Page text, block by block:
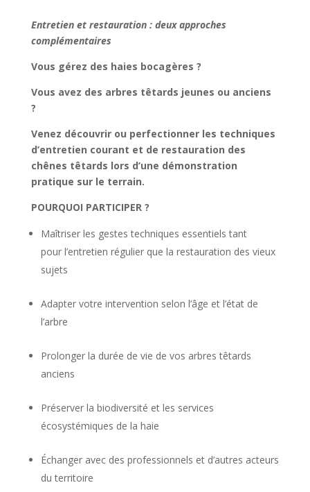
Entretien et restauration : deux approches
complémentaires
Vous gérez des haies bocagères ?
Vous avez des arbres têtards jeunes ou anciens
?
Venez découvrir ou perfectionner les techniques
d’entretien courant et de restauration des
chênes têtards lors d’une démonstration
pratique sur le terrain.
POURQUOI PARTICIPER ?
Maîtriser les gestes techniques essentiels tant
pour l’entretien régulier que la restauration des vieux
sujets
Adapter votre intervention selon l’âge et l’état de
l’arbre
Prolonger la durée de vie de vos arbres têtards
anciens
Préserver la biodiversité et les services
écosystémiques de la haie
Échanger avec des professionnels et d’autres acteurs
du territoire